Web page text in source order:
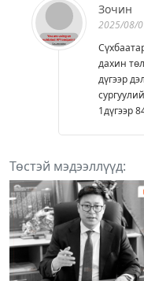
Зочин
2025/08/
дахин
дүгээр
1дүгээр
Төстэй мэдээллүүд: